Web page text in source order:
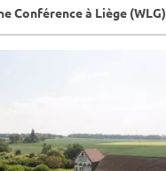
Conférence à Liège (WLG)